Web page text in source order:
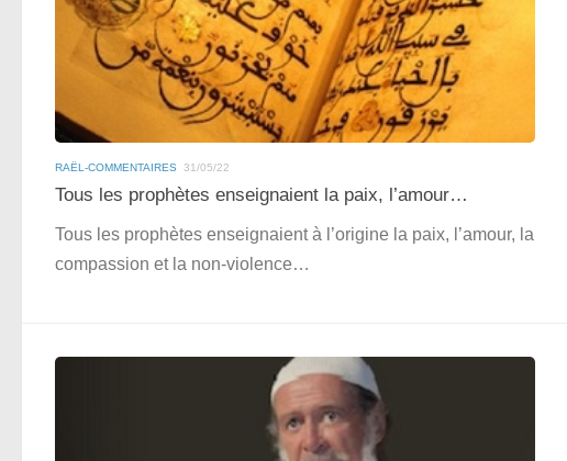
RAËL-COMMENTAIRES 31/05/22
Tous les prophètes enseignaient la paix, l’amour…
Tous les prophètes enseignaient à l’origine la paix, l’amour, la
compassion et la non-violence…